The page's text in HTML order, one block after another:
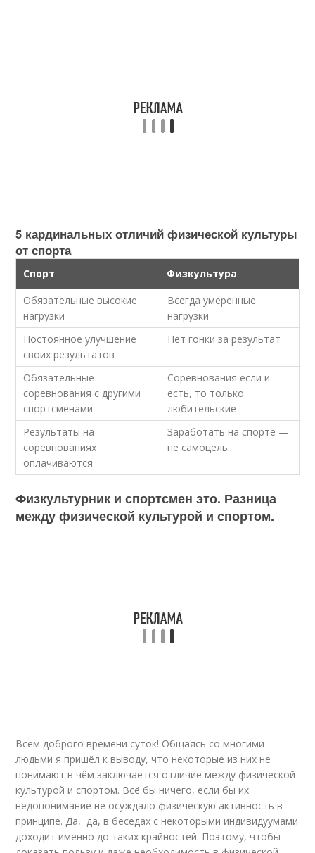
5 кардинальных отличий физической культуры
от спорта
Спорт
Физкультура
Обязательные высокие
нагрузки
Всегда умеренные
нагрузки
Постоянное улучшение
своих результатов
Нет гонки за результат
Обязательные
соревнования с другими
спортсменами
Соревнования если и
есть, то только
любительские
Результаты на
соревнованиях
оплачиваются
Заработать на спорте —
не самоцель.
Физкультурник и спортсмен это. Разница
между физической культурой и спортом.
Всем доброго времени суток! Общаясь со многими
людьми я пришёл к выводу, что некоторые из них не
понимают в чём заключается отличие между физической
культурой и спортом. Всё бы ничего, если бы их
недопонимание не осуждало физическую активность в
принципе. Да, да, в беседах с некоторыми индивидуумами
доходит именно до таких крайностей. Поэтому, чтобы